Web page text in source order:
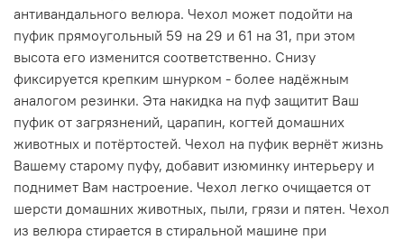
антивандального велюра. Чехол может подойти на
пуфик прямоугольный 59 на 29 и 61 на 31, при этом
высота его изменится соответственно. Снизу
фиксируется крепким шнурком - более надёжным
аналогом резинки. Эта накидка на пуф защитит Ваш
пуфик от загрязнений, царапин, когтей домашних
животных и потёртостей. Чехол на пуфик вернёт жизнь
Вашему старому пуфу, добавит изюминку интерьеру и
поднимет Вам настроение. Чехол легко очищается от
шерсти домашних животных, пыли, грязи и пятен. Чехол
из велюра стирается в стиральной машине при